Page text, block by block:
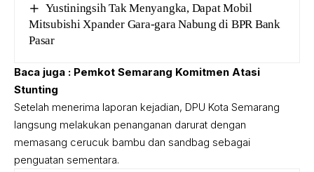
Yustiningsih Tak Menyangka, Dapat Mobil
Mitsubishi Xpander Gara-gara Nabung di BPR Bank
Pasar
Baca juga : Pemkot Semarang Komitmen Atasi
Stunting
Setelah menerima laporan kejadian, DPU Kota Semarang
langsung melakukan penanganan darurat dengan
memasang cerucuk bambu dan sandbag sebagai
penguatan sementara.